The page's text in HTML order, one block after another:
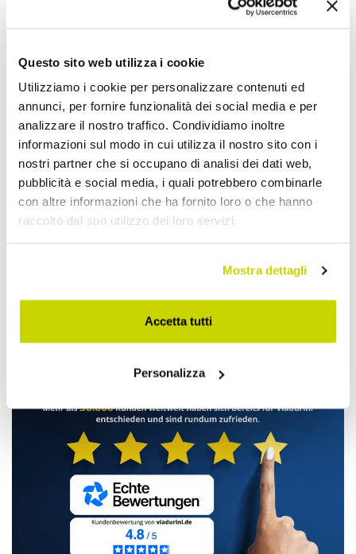
Questo sito web utilizza i cookie
Utilizziamo i cookie per personalizzare contenuti ed
annunci, per fornire funzionalità dei social media e per
analizzare il nostro traffico. Condividiamo inoltre
informazioni sul modo in cui utilizza il nostro sito con i
nostri partner che si occupano di analisi dei dati web,
pubblicità e social media, i quali potrebbero combinarle
con altre informazioni che ha fornito loro o che hanno
raccolto dal suo utilizzo dei loro servizi.
Mostra dettagli
Accetta tutti
Personalizza
Nur für kurze Zeit! Jetzt
zugreifen!